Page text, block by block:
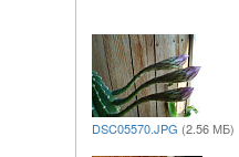
DSC05570.JPG (2.56 МБ)